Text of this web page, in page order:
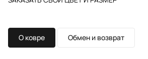
О ковре Обмен и возврат